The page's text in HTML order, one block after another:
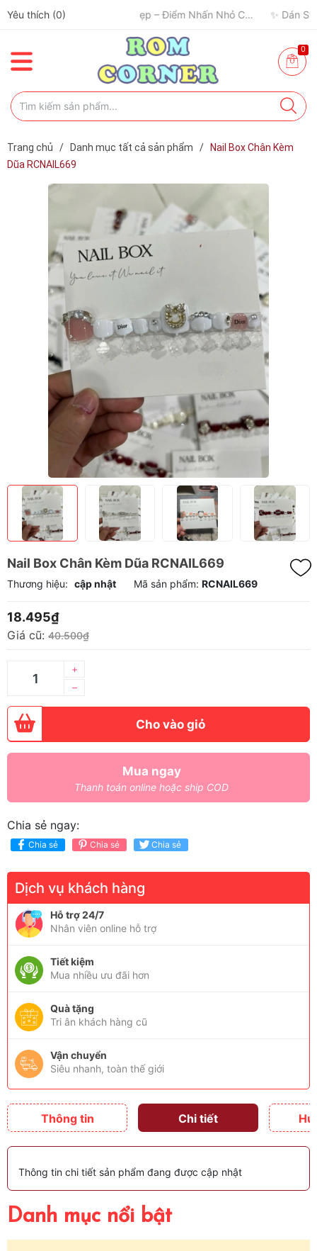
Yêu thích (0)
0
Trang chủ / Danh mục tất cả sản phẩm /
Nail Box Chân Kèm
Dũa RCNAIL669
Nail Box Chân Kèm Dũa RCNAIL669
Thương hiệu: cập nhật Mã sản phẩm: RCNAIL669
18.495₫
Giá cũ: 40.500₫
–
+
Cho vào giỏ
Mua ngay
Thanh toán online hoặc ship COD
Chia sẻ ngay:
Chia sẻ Chia sẻ Chia sẻ
Dịch vụ khách hàng
Hỗ trợ 24/7
Nhân viên online hỗ trợ
Tiết kiệm
Mua nhiều ưu đãi hơn
Quà tặng
Tri ân khách hàng cũ
Vận chuyển
Siêu nhanh, toàn thế giới
Thông tin Chi tiết
Thông tin chi tiết sản phẩm đang được cập nhật
Danh mục nổi bật